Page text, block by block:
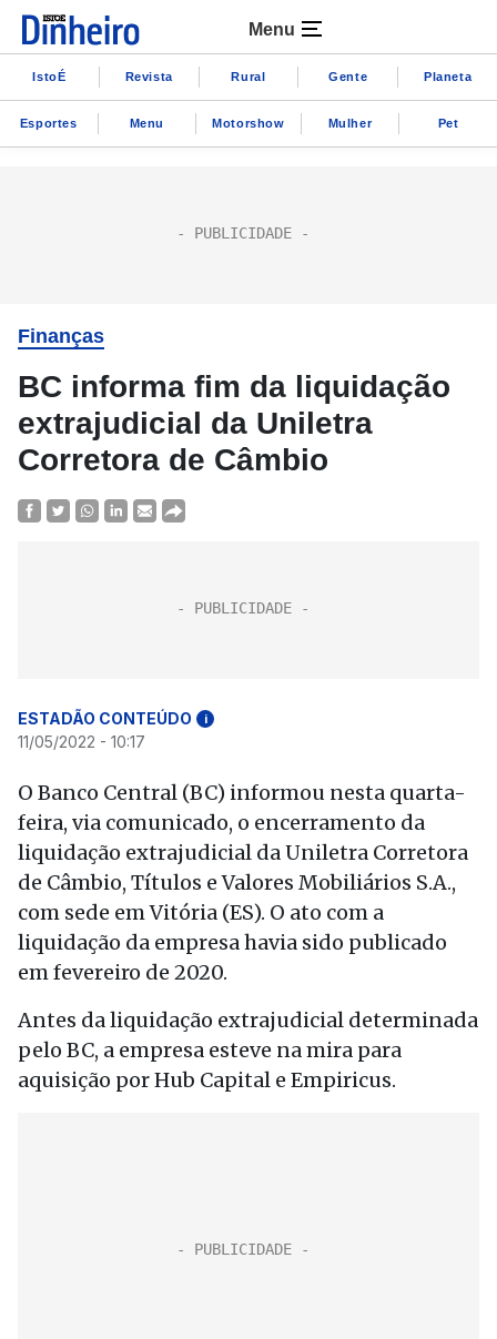
Menu
IstoÉ Revista Rural Gente Planeta
Esportes Menu Motorshow Mulher Pet
Finanças
BC informa fim da liquidação
extrajudicial da Uniletra
Corretora de Câmbio
ESTADÃO CONTEÚDO i
11/05/2022 - 10:17
O Banco Central (BC) informou nesta quarta-
feira, via comunicado, o encerramento da
liquidação extrajudicial da Uniletra Corretora
de Câmbio, Títulos e Valores Mobiliários S.A.,
com sede em Vitória (ES). O ato com a
liquidação da empresa havia sido publicado
em fevereiro de 2020.
Antes da liquidação extrajudicial determinada
pelo BC, a empresa esteve na mira para
aquisição por Hub Capital e Empiricus.